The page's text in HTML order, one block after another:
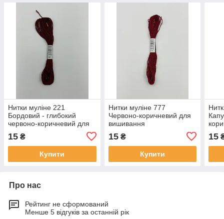
Нитки муліне 221
Бордовий - глибокий
червоно-коричневий для
15 ₴
Купити
Нитки муліне 777
Червоно-коричневий для
вишивання
15₴
Купити
15
Про нас
Рейтинг не сформований
Менше 5 відгуків за останній рік